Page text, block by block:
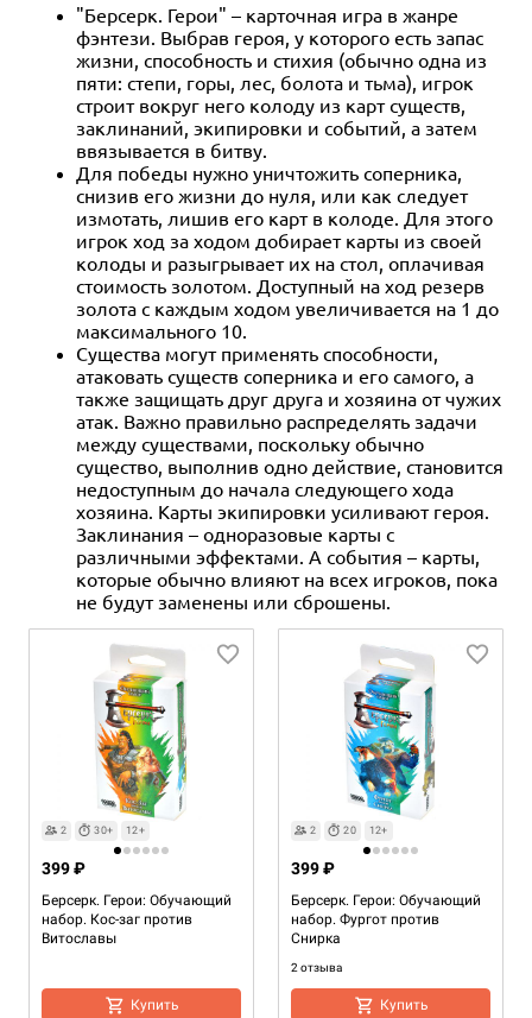
"Берсерк. Герои" – карточная игра в жанре
фэнтези. Выбрав героя, у которого есть запас
жизни, способность и стихия (обычно одна из
пяти: степи, горы, лес, болота и тьма), игрок
строит вокруг него колоду из карт существ,
заклинаний, экипировки и событий, а затем
ввязывается в битву.
Для победы нужно уничтожить соперника,
снизив его жизни до нуля, или как следует
измотать, лишив его карт в колоде. Для этого
игрок ход за ходом добирает карты из своей
колоды и разыгрывает их на стол, оплачивая
стоимость золотом. Доступный на ход резерв
золота с каждым ходом увеличивается на 1 до
максимального 10.
Существа могут применять способности,
атаковать существ соперника и его самого, а
также защищать друг друга и хозяина от чужих
атак. Важно правильно распределять задачи
между существами, поскольку обычно
существо, выполнив одно действие, становится
недоступным до начала следующего хода
хозяина. Карты экипировки усиливают героя.
Заклинания – одноразовые карты с
различными эффектами. А события – карты,
которые обычно влияют на всех игроков, пока
не будут заменены или сброшены.
2 30+ 12+
Берсерк. Герои: Обучающий
набор. Кос-заг против
Витославы
399 ₽
Купить
2 20 12+
Берсерк. Герои: Обучающий
набор. Фургот против
Снирка
2 отзыва
399 ₽
Купить